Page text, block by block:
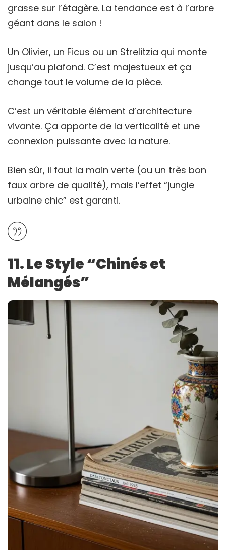
grasse sur l’étagère. La tendance est à l’arbre
géant dans le salon !
Un Olivier, un Ficus ou un Strelitzia qui monte
jusqu’au plafond. C’est majestueux et ça
change tout le volume de la pièce.
C’est un véritable élément d’architecture
vivante. Ça apporte de la verticalité et une
connexion puissante avec la nature.
Bien sûr, il faut la main verte (ou un très bon
faux arbre de qualité), mais l’effet “jungle
urbaine chic” est garanti.
11. Le Style “Chinés et
Mélangés”